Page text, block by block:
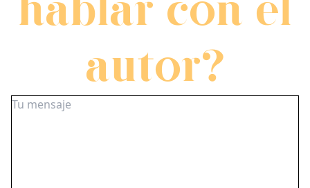
hablar con el
autor?